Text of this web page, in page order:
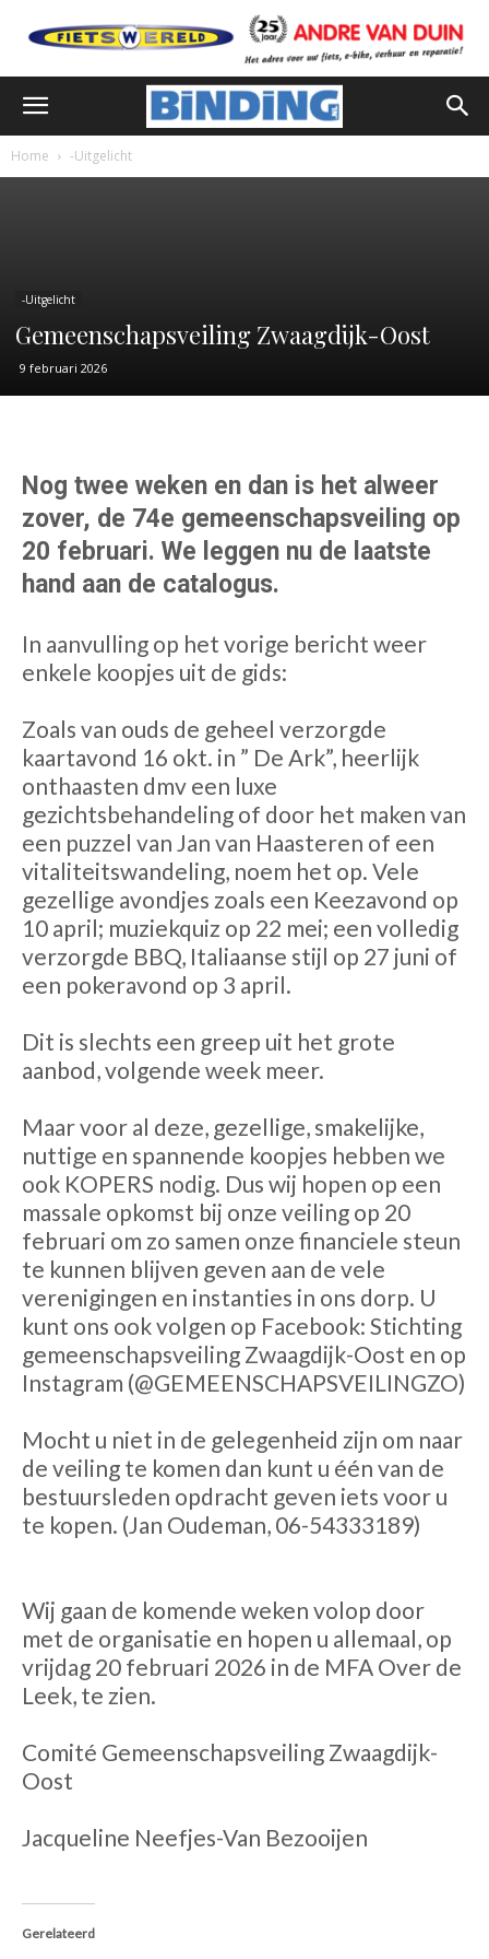
Home -Uitgelicht
-Uitgelicht
Gemeenschapsveiling Zwaagdijk-Oost
9 februari 2026
Nog twee weken en dan is het alweer
zover, de 74e gemeenschapsveiling op
20 februari. We leggen nu de laatste
hand aan de catalogus.
In aanvulling op het vorige bericht weer
enkele koopjes uit de gids:
Zoals van ouds de geheel verzorgde
kaartavond 16 okt. in ” De Ark”, heerlijk
onthaasten dmv een luxe
gezichtsbehandeling of door het maken van
een puzzel van Jan van Haasteren of een
vitaliteitswandeling, noem het op. Vele
gezellige avondjes zoals een Keezavond op
10 april; muziekquiz op 22 mei; een volledig
verzorgde BBQ, Italiaanse stijl op 27 juni of
een pokeravond op 3 april.
Dit is slechts een greep uit het grote
aanbod, volgende week meer.
Maar voor al deze, gezellige, smakelijke,
nuttige en spannende koopjes hebben we
ook KOPERS nodig. Dus wij hopen op een
massale opkomst bij onze veiling op 20
februari om zo samen onze financiele steun
te kunnen blijven geven aan de vele
verenigingen en instanties in ons dorp. U
kunt ons ook volgen op Facebook: Stichting
gemeenschapsveiling Zwaagdijk-Oost en op
Instagram (@GEMEENSCHAPSVEILINGZO)
Mocht u niet in de gelegenheid zijn om naar
de veiling te komen dan kunt u één van de
bestuursleden opdracht geven iets voor u
te kopen. (Jan Oudeman, 06-54333189)
Wij gaan de komende weken volop door
met de organisatie en hopen u allemaal, op
vrijdag 20 februari 2026 in de MFA Over de
Leek, te zien.
Comité Gemeenschapsveiling Zwaagdijk-
Oost
Jacqueline Neefjes-Van Bezooijen
Gerelateerd